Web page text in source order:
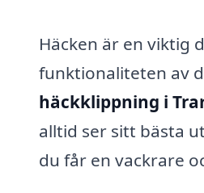
Häcken är en viktig
funktionaliteten av
häckklippning i
alltid ser sitt bästa
du får en vackrare